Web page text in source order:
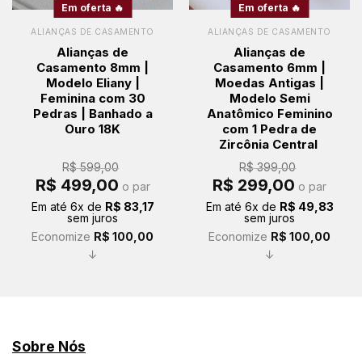
Em oferta 🔥
ALIANÇAS DE CASAMENTO
Alianças de
Casamento 8mm |
Modelo Eliany |
Feminina com 30
Pedras | Banhado a
Ouro 18K
R$599,00
O
preço
era:
R$ 599,00.
R$ 499,00preço
é:
o par
Em até 6x de R$ 83,17
sem juros
Economize R$ 100,00
↓
Em oferta 🔥
ALIANÇAS DE CASAMENTO
Alianças de
Casamento 6mm |
Moedas Antigas |
Modelo Semi
Anatômico Feminino
com 1 Pedra de
Zircônia Central
R$399,00
O
preço
era:
R$ 399,00.
R$ 299,00 preço
é:
o par
Em até 6x de R$ 49,83
sem juros
Economize R$ 100,00
↓
Sobre Nós